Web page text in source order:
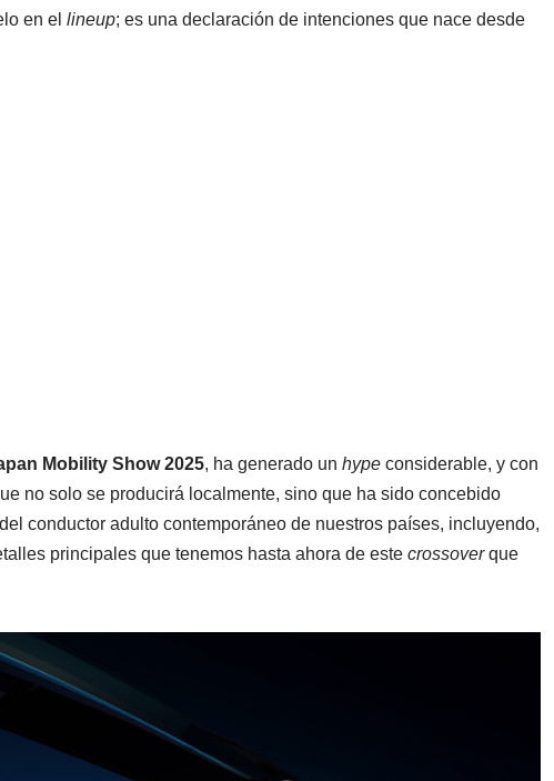
en el lineup; es una declaración de intenciones que nace desde
Mobility Show 2025, ha generado un hype considerable, y con
no solo se producirá localmente, sino que ha sido concebido
conductor adulto contemporáneo de nuestros países, incluyendo,
principales que tenemos hasta ahora de este crossoverque